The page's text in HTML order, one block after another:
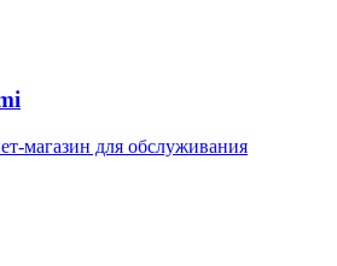
магазин для обслуживания